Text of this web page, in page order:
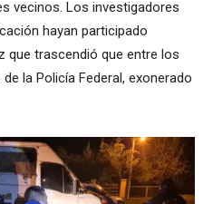
vecinos. Los investigadores
hayan participado
que trascendió que entre los
la Policía Federal, exonerado